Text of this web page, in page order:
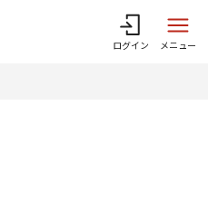
ログイン メニュー